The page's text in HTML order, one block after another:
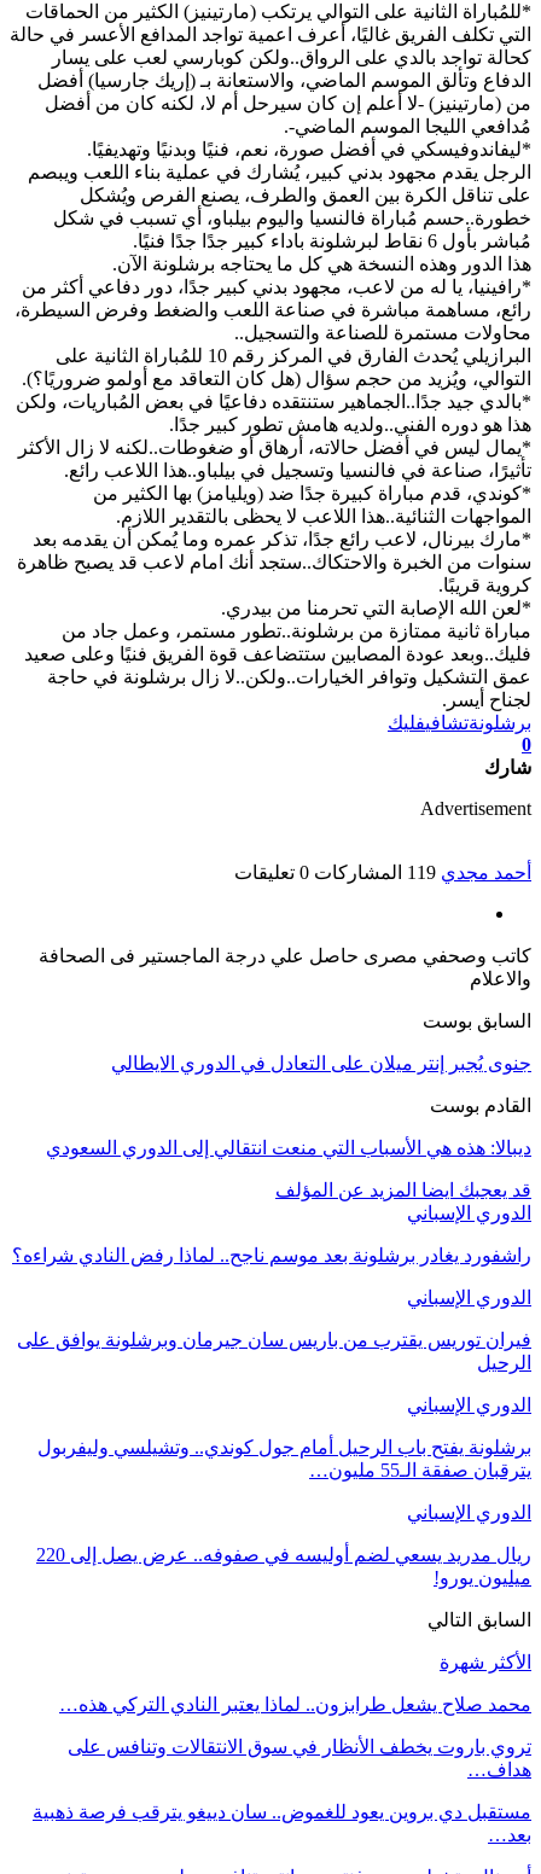
*للمُباراة الثانية على التوالي يرتكب (مارتينيز) الكثير من الحماقات
التي تكلف الفريق غاليًا، أعرف اعمية تواجد المدافع الأعسر في حالة
كحالة تواجد بالدي على الرواق..ولكن كوبارسي لعب على يسار
الدفاع وتألق الموسم الماضي، والاستعانة بـ (إريك جارسيا) أفضل
من (مارتينيز) -لا أعلم إن كان سيرحل أم لا، لكنه كان من أفضل
مُدافعي الليجا الموسم الماضي-.
*ليفاندوفيسكي في أفضل صورة، نعم، فنيًا وبدنيًا وتهديفيًا.
الرجل يقدم مجهود بدني كبير، يُشارك في عملية بناء اللعب ويبصم
على تناقل الكرة بين العمق والطرف، يصنع الفرص ويُشكل
خطورة..حسم مُباراة فالنسيا واليوم بيلباو، أي تسبب في شكل
مُباشر بأول 6 نقاط لبرشلونة باداء كبير جدًا جدًا فنيًا.
هذا الدور وهذه النسخة هي كل ما يحتاجه برشلونة الآن.
*رافينيا، يا له من لاعب، مجهود بدني كبير جدًا، دور دفاعي أكثر من
رائع، مساهمة مباشرة في صناعة اللعب والضغط وفرض السيطرة،
محاولات مستمرة للصناعة والتسجيل..
البرازيلي يُحدث الفارق في المركز رقم 10 للمُباراة الثانية على
التوالي، ويُزيد من حجم سؤال (هل كان التعاقد مع أولمو ضروريًا؟).
*بالدي جيد جدًا..الجماهير ستنتقده دفاعيًا في بعض المُباريات، ولكن
هذا هو دوره الفني..ولديه هامش تطور كبير جدًا.
*يمال ليس في أفضل حالاته، أرهاق أو ضغوطات..لكنه لا زال الأكثر
تأثيرًا، صناعة في فالنسيا وتسجيل في بيلباو..هذا اللاعب رائع.
*كوندي، قدم مباراة كبيرة جدًا ضد (ويليامز) بها الكثير من
المواجهات الثنائية..هذا اللاعب لا يحظى بالتقدير اللازم.
*مارك بيرنال، لاعب رائع جدًا، تذكر عمره وما يُمكن أن يقدمه بعد
سنوات من الخبرة والاحتكاك..ستجد أنك امام لاعب قد يصبح ظاهرة
كروية قريبًا.
*لعن الله الإصابة التي تحرمنا من بيدري.
مباراة ثانية ممتازة من برشلونة..تطور مستمر، وعمل جاد من
فليك..وبعد عودة المصابين ستتضاعف قوة الفريق فنيًا وعلى صعيد
عمق التشكيل وتوافر الخيارات..ولكن..لا زال برشلونة في حاجة
لجناح أيسر.
برشلونةتشافيفليك
0
شارك
Advertisement
أحمد مجدي 119 المشاركات 0 تعليقات
كاتب وصحفي مصرى حاصل علي درجة الماجستير فى الصحافة
والاعلام
السابق بوست
جنوى يُجبر إنتر ميلان على التعادل في الدوري الايطالي
القادم بوست
ديبالا: هذه هي الأسباب التي منعت انتقالي إلى الدوري السعودي
قد يعجبك ايضا المزيد عن المؤلف
الدوري الإسباني
راشفورد يغادر برشلونة بعد موسم ناجح.. لماذا رفض النادي شراءه؟
الدوري الإسباني
فيران توريس يقترب من باريس سان جيرمان وبرشلونة يوافق على
الرحيل
الدوري الإسباني
برشلونة يفتح باب الرحيل أمام جول كوندي.. وتشيلسي وليفربول
يترقبان صفقة الـ55 مليون…
الدوري الإسباني
ريال مدريد يسعي لضم أوليسه في صفوفه.. عرض يصل إلى 220
میلیون يورو!
السابق التالي
الأكثر شهرة
محمد صلاح يشعل طرابزون.. لماذا يعتبر النادي التركي هذه…
تروي باروت يخطف الأنظار في سوق الانتقالات وتنافس على
هداف…
مستقبل دي بروين يعود للغموض.. سان دييغو يترقب فرصة ذهبية
بعد…